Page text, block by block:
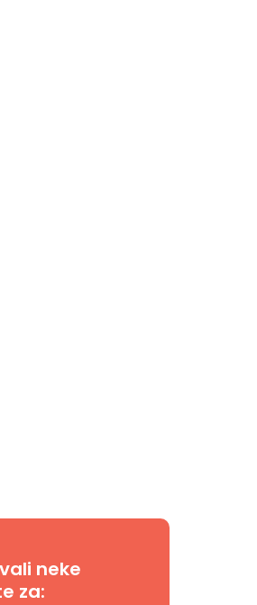
neke
za: